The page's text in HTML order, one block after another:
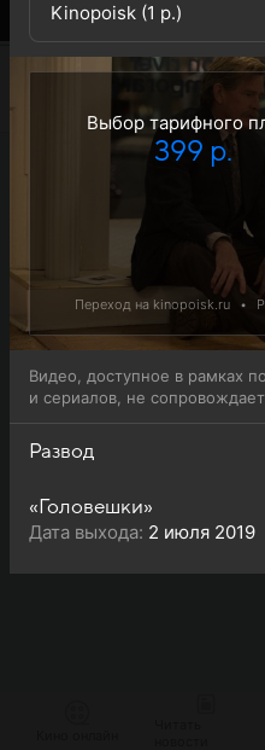
Kinopoisk (1 р.)
Выбор тарифного
399 р.
Переход на kinopoisk.ru •
Видео, доступное в рамках
и сериалов, не
Развод
«Головешки»
Дата выхода: 2 июля 2019